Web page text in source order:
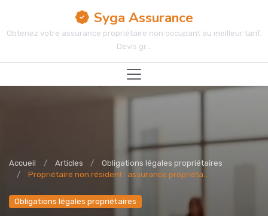
Syga Assurance
Obtenez votre assurance propriétaire non occupant au meilleur tarif.
Devis gr...
Accueil Articles
Obligations légales propriétaires
Propriétaire non résident : assurance propriéta...
Obligations légales propriétaires